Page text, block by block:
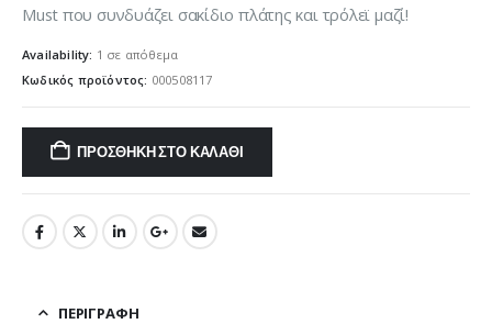
Must που συνδυάζει σακίδιο πλάτης και τρόλεϊ μαζί!
Availability: 1 σε απόθεμα
Κωδικός προϊόντος: 000508117
ΠΡΟΣΘΉΚΗ ΣΤΟ ΚΑΛΆΘΙ
ΠΕΡΙΓΡΑΦΉ